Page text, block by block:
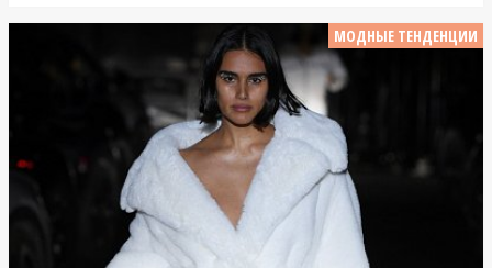
МОДНЫЕ ТЕНДЕНЦИИ